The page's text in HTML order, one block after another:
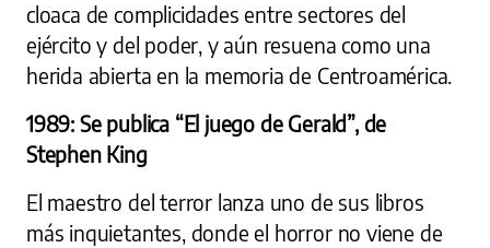
cloaca de complicidades entre sectores del
ejército y del poder, y aún resuena como una
herida abierta en la memoria de Centroamérica.
1989: Se publica “El juego de Gerald”, de
Stephen King
El maestro del terror lanza uno de sus libros
más inquietantes, donde el horror no viene de